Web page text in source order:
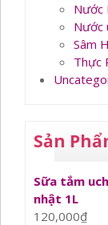
Nước
Nước
Sâm
Thực
Sản
Sữa tắm
nhật 1L
120,000₫